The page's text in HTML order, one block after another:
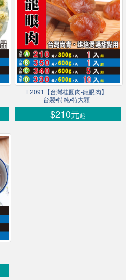
L2091【台灣桂圓肉▪龍眼肉】
台製▪特純▪特大顆
$210元起